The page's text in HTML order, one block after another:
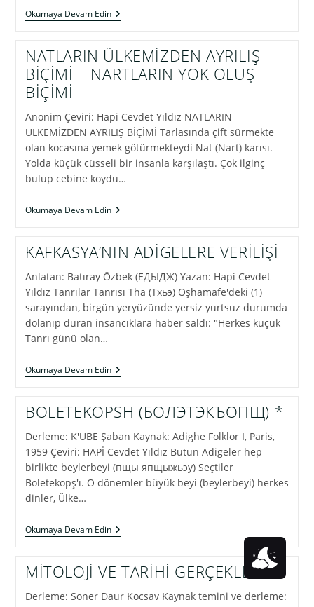
Okumaya Devam EdinKAFKAS
HALKLARININ
ABRISKIL
NATLARIN ÜLKEMİZDEN AYRILIŞ
BİÇİMİ – NARTLARIN YOK OLUŞ
BİÇİMİ
Anonim Çeviri: Hapi Cevdet Yıldız NATLARIN
ÜLKEMİZDEN AYRILIŞ BİÇİMİ Tarlasında çift sürmekte
olan kocasına yemek götürmekteydi Nat (Nart) karısı.
Yolda küçük cüsseli bir insanla karşılaştı. Çok ilginç
bulup cebine koydu…
Okumaya Devam EdinNATLARIN
ÜLKEMİZDEN
BİÇİMİ
–
YOK
OLUŞ
BİÇİMİ
KAFKASYA’NIN ADİGELERE VERİLİŞİ
Anlatan: Batıray Özbek (ЕДЫДЖ) Yazan: Hapi Cevdet
Yıldız Tanrılar Tanrısı Tha (Тхьэ) Oşhamafe'deki (1)
sarayından, birgün yeryüzünde yersiz yurtsuz durumda
dolanıp duran insancıklara haber saldı: "Herkes küçük
Tanrı günü olan…
Okumaya Devam EdinKAFKASYA’NIN
ADİGELERE
BOLETEKOPSH (БОЛЭТЭКЪОПЩ) *
Derleme: K'UBE Şaban Kaynak: Adighe Folklor I, Paris,
1959 Çeviri: HAPİ Cevdet Yıldız Bütün Adigeler hep
birlikte beylerbeyi (пщы япщыжьэу) Seçtiler
Boletekopş'ı. O dönemler büyük beyi (beylerbeyi) herkes
dinler, Ülke…
Okumaya Devam EdinBOLETEKOPSH
(БОЛЭТЭКЪОПЩ)
MİTOLOJİ VE TARİHİ GERÇEKLER
Derleme: Soner Daur Kocsav Kaynak temini ve derleme: